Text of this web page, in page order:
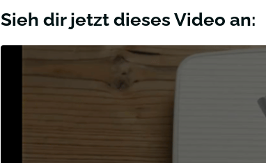
Sieh dir jetzt dieses Video an: